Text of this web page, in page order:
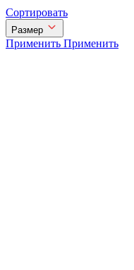
Сортировать
Размер
Применить Применить